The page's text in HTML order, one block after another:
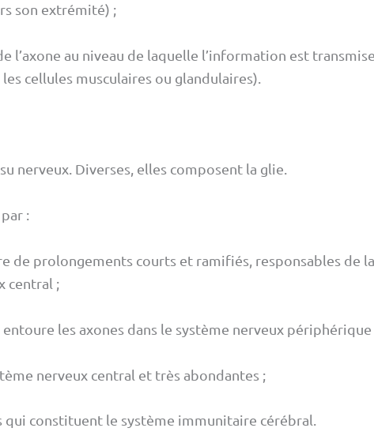
son extrémité) ;
au niveau de laquelle l’information est
cellules musculaires ou glandulaires).
nerveux. Diverses, elles composent la glie.
:
de prolongements courts et ramifiés, responsables de la
central ;
les axones dans le système nerveux périphérique
nerveux central et très abondantes ;
constituent le système immunitaire cérébral.